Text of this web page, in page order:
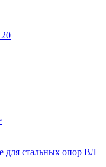
стальных опор ВЛ